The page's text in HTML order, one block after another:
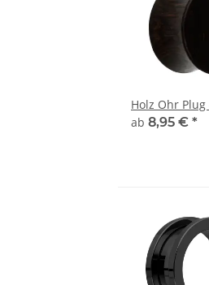
Holz Ohr Plug
ab 8,95 € *